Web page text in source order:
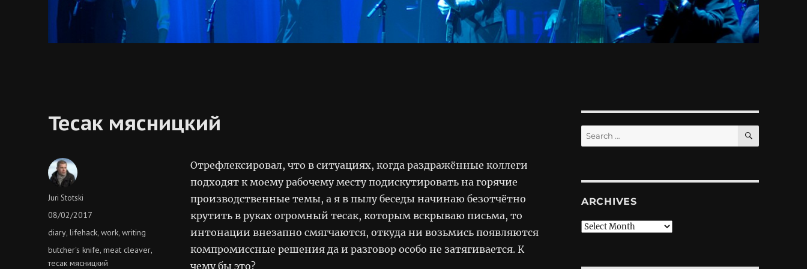
Тесак мясницкий
Отрефлексировал, что в ситуациях, когда раздражённые коллеги
подходят к моему рабочему месту подискутировать на горячие
производственные темы, а я в пылу беседы начинаю безотчётно
крутить в руках огромный тесак, которым вскрываю письма, то
интонации внезапно смягчаются, откуда ни возьмись появляются
компромиссные решения да и разговор особо не затягивается. К
чему бы это?
Author
Juri Stotski
Posted
08/02/2017
Categories
diary,lifehack,work,writing
Tags
butcher's knife,meat cleaver,
тесак мясницкий
Search
for:
SEARCH
ARCHIVES
Archives